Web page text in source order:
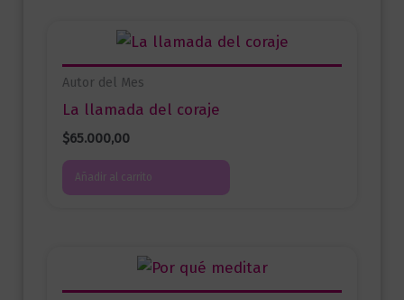
Autor del Mes
La llamada del coraje
$65.000,00
Añadir al carrito